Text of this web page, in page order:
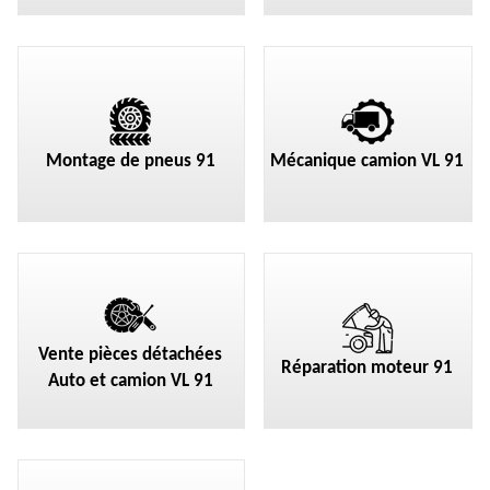
Montage de pneus 91 Mécanique camion VL 91
Vente pièces détachées
Auto et camion VL 91
Réparation moteur 91